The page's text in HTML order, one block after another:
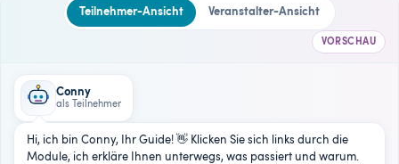
Teilnehmer-Ansicht Veranstalter-Ansicht
VORSCHAU
Conny
als Teilnehmer
Hi, ich bin Conny, Ihr Guide! 👋 Klicken Sie sich links durch die
Module, ich erkläre Ihnen unterwegs, was passiert und warum.